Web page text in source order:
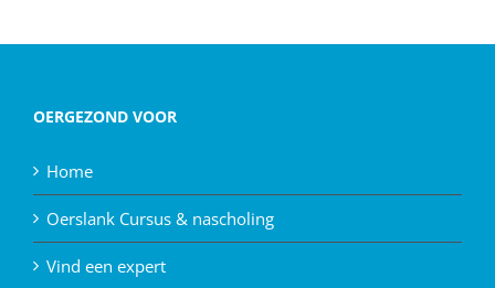
OERGEZOND VOOR
Home
Oerslank Cursus & nascholing
Vind een expert